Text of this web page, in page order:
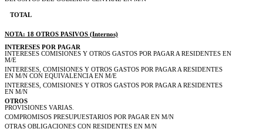
TOTAL
NOTA: 18 OTROS PASIVOS (Internos)
INTERESES POR PAGAR
INTERESES COMISIONES Y OTROS GASTOS POR PAGAR A RESIDENTES EN
M/E
INTERESES, COMISIONES Y OTROS GASTOS POR PAGAR A RESIDENTES
EN M/N CON EQUIVALENCIA EN M/E
INTERESES, COMISIONES Y OTROS GASTOS POR PAGAR A RESIDENTES
EN M/N
OTROS
PROVISIONES VARIAS.
COMPROMISOS PRESUPUESTARIOS POR PAGAR EN M/N
OTRAS OBLIGACIONES CON RESIDENTES EN M/N